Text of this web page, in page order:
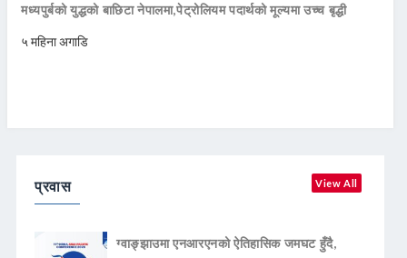
मध्यपुर्बको युद्धको बाछिटा नेपालमा,पेट्रोलियम पदार्थको मूल्यमा उच्च बृद्धी
५ महिना अगाडि
प्रवास View All
ग्वाङ्झाउमा एनआरएनको ऐतिहासिक जमघट हुँदै,